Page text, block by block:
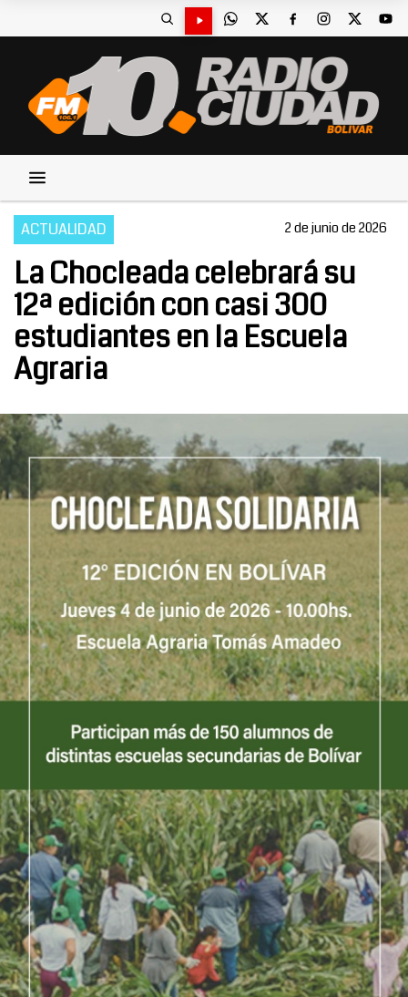
ACTUALIDAD 2 de junio de 2026
La Chocleada celebrará su
12ª edición con casi 300
estudiantes en la Escuela
Agraria